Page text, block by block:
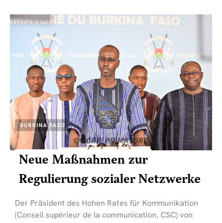
BURKINA FASO
Neue Maßnahmen zur
Regulierung sozialer Netzwerke
Der Präsident des Hohen Rates für Kommunikation
(Conseil supérieur de la communication, CSC) von